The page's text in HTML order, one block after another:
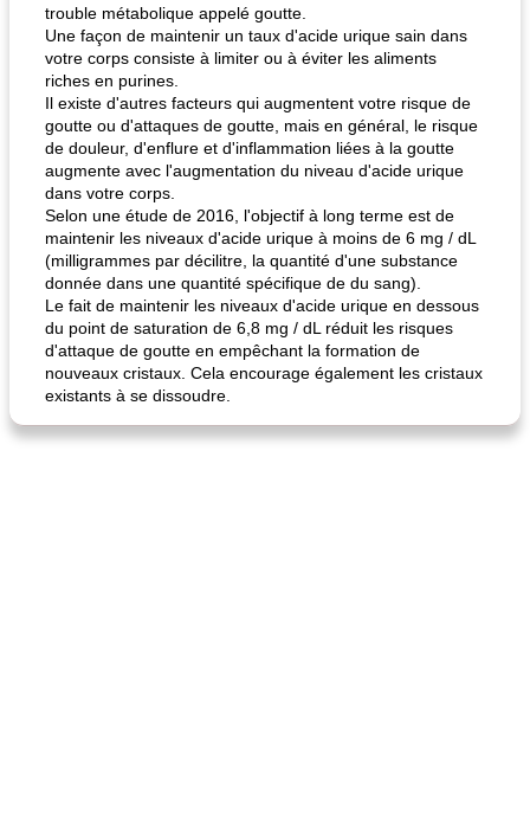
fiesta tostadas le méga's jopp joes
trouble métabolique appelé goutte.
Une façon de maintenir un taux d'acide urique sain dans
votre corps consiste à limiter ou à éviter les aliments
riches en purines.
Il existe d'autres facteurs qui augmentent votre risque de
goutte ou d'attaques de goutte, mais en général, le risque
de douleur, d'enflure et d'inflammation liées à la goutte
augmente avec l'augmentation du niveau d'acide urique
dans votre corps.
Selon une étude de 2016, l'objectif à long terme est de
maintenir les niveaux d'acide urique à moins de 6 mg / dL
(milligrammes par décilitre, la quantité d'une substance
donnée dans une quantité spécifique de du sang).
Le fait de maintenir les niveaux d'acide urique en dessous
du point de saturation de 6,8 mg / dL réduit les risques
d'attaque de goutte en empêchant la formation de
nouveaux cristaux. Cela encourage également les cristaux
existants à se dissoudre.